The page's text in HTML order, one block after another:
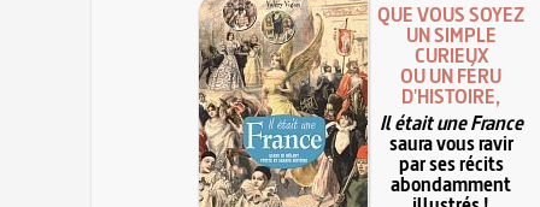
QUE VOUS SOYEZ
UN SIMPLE
CURIEUX
OU UN FÉRU
D'HISTOIRE,
Il était une France
saura vous ravir
par ses récits
abondamment